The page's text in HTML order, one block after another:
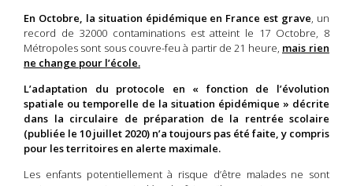
En Octobre, la situation épidémique en France est grave , un
record de 32000 contaminations est atteint le 17 Octobre, 8
Métropoles sont sous couvre-feu à partir de 21 heure, mais rien
ne change pour l’école.
L’adaptation du protocole en « fonction de l’évolution
spatiale ou temporelle de la situation épidémique » décrite
dans la circulaire de préparation de la rentrée scolaire
(publiée le 10 juillet 2020) n’a toujours pas été faite, y compris
pour les territoires en alerte maximale.
Les enfants potentiellement à risque d’être malades ne sont